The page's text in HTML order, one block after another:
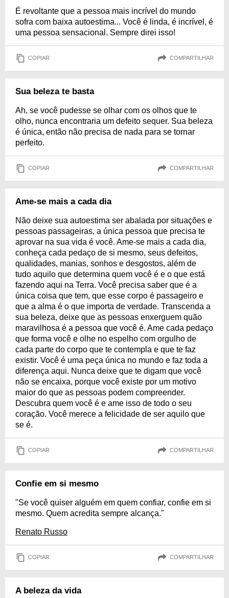
É revoltante que a pessoa mais incrível do mundo
sofra com baixa autoestima... Você é linda, é incrível, é
uma pessoa sensacional. Sempre direi isso!
COPIAR COMPARTILHAR
Sua beleza te basta
Ah, se você pudesse se olhar com os olhos que te
olho, nunca encontraria um defeito sequer. Sua beleza
é única, então não precisa de nada para se tornar
perfeito.
COPIAR COMPARTILHAR
Ame-se mais a cada dia
Não deixe sua autoestima ser abalada por situações e
pessoas passageiras, a única pessoa que precisa te
aprovar na sua vida é você. Ame-se mais a cada dia,
conheça cada pedaço de si mesmo, seus defeitos,
qualidades, manias, sonhos e desgostos, além de
tudo aquilo que determina quem você é e o que está
fazendo aqui na Terra. Você precisa saber que é a
única coisa que tem, que esse corpo é passageiro e
que a alma é o que importa de verdade. Transcenda a
sua beleza, deixe que as pessoas enxerguem quão
maravilhosa é a pessoa que você é. Ame cada pedaço
que forma você e olhe no espelho com orgulho de
cada parte do corpo que te contempla e que te faz
existir. Você é uma peça única no mundo e faz toda a
diferença aqui. Nunca deixe que te digam que você
não se encaixa, porque você existe por um motivo
maior do que as pessoas podem compreender.
Descubra quem você é e ame isso de todo o seu
coração. Você merece a felicidade de ser aquilo que
se é.
COPIAR COMPARTILHAR
Confie em si mesmo
"Se você quiser alguém em quem confiar, confie em si
mesmo. Quem acredita sempre alcança."
Renato Russo
COPIAR COMPARTILHAR
A beleza da vida